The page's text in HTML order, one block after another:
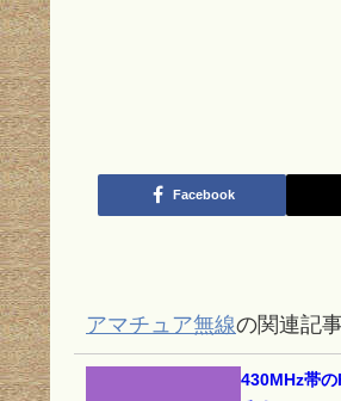
Facebook
アマチュア無線の関連記
430MHz帯